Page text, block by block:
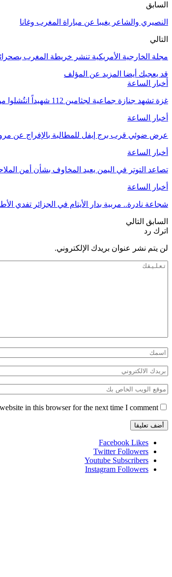
السابق
النصيري والشاعر يغيبا عن مباراة المغرب وغانا
التالي
مجلة الخارجية الأمريكية تنشر خريطة المغرب
قد يعجبك أيضا المزيد عن المؤلف
أخبار الساعة
غزة تشهد جنازة جماعية لجثامين 112 شهيداً انتُشلوا من تحت الأنقاض
أخبار الساعة
عرض ضوئي قرب برج إيفل للمطالبة بالإفراج عن
أخبار الساعة
تصاعد التوتر في اليمن يعيد المخاوف بشأن أمن
أخبار الساعة
شجاعة نادرة.. مربية بدار الأيتام في الجزائر تفدي
السابق التالي
اترك رد
لن يتم نشر عنوان بريدك الإلكتروني.
in this browser for the next time I comment.
Facebook Likes
Twitter Followers
Youtube Subscribers
Instagram Followers